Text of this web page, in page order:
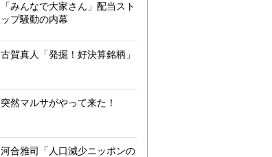
「みんなで大家さん」配当スト
ップ騒動の内幕
古賀真人「発掘！好決算銘柄」
突然マルサがやって来た！
河合雅司「人口減少ニッポンの